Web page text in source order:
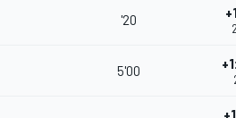
'20
5'00